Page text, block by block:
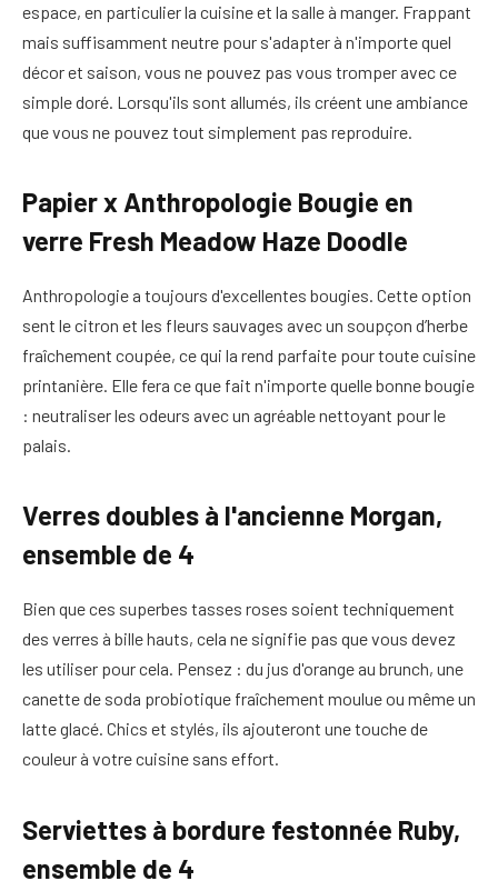
espace, en particulier la cuisine et la salle à manger. Frappant
mais suffisamment neutre pour s'adapter à n'importe quel
décor et saison, vous ne pouvez pas vous tromper avec ce
simple doré. Lorsqu'ils sont allumés, ils créent une ambiance
que vous ne pouvez tout simplement pas reproduire.
Papier x Anthropologie Bougie en
verre Fresh Meadow Haze Doodle
Anthropologie a toujours d'excellentes bougies. Cette option
sent le citron et les fleurs sauvages avec un soupçon d’herbe
fraîchement coupée, ce qui la rend parfaite pour toute cuisine
printanière. Elle fera ce que fait n'importe quelle bonne bougie
: neutraliser les odeurs avec un agréable nettoyant pour le
palais.
Verres doubles à l'ancienne Morgan,
ensemble de 4
Bien que ces superbes tasses roses soient techniquement
des verres à bille hauts, cela ne signifie pas que vous devez
les utiliser pour cela. Pensez : du jus d'orange au brunch, une
canette de soda probiotique fraîchement moulue ou même un
latte glacé. Chics et stylés, ils ajouteront une touche de
couleur à votre cuisine sans effort.
Serviettes à bordure festonnée Ruby,
ensemble de 4